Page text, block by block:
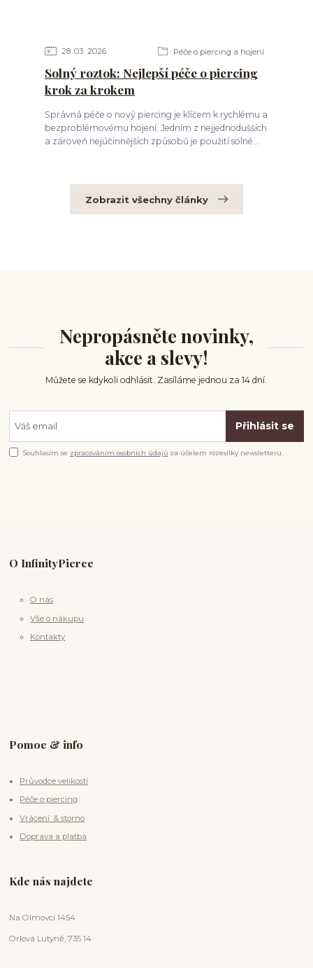
28 03 2026 Péče o piercing a hojení
Solný roztok: Nejlepší péče o piercing
krok za krokem
Správná péče o nový piercing je klíčem k rychlému a
bezproblémovému hojení. Jedním z nejjednodušších
a zároveň nejúčinnějších způsobů je použití solné...
Zobrazit všechny články
Nepropásněte novinky,
akce a slevy!
Můžete se kdykoli odhlásit. Zasíláme jednou za 14 dní.
Přihlásit se
Souhlasím se zpracováním osobních údajů za účelem rozesílky newsletteru.
O InfinityPierce
O nás
Vše o nákupu
Kontakty
Pomoc & info
Průvodce velikostí
Péče o piercing
Vrácení & storno
Doprava a platba
Kde nás najdete
Na Olmovci 1454
Orlová Lutyně, 735 14